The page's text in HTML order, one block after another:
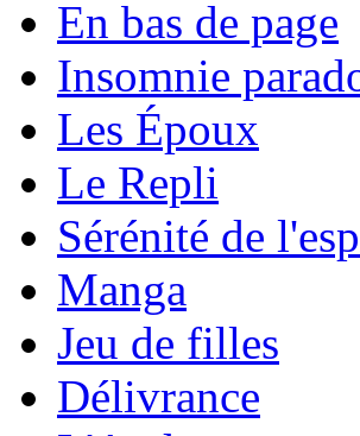
En bas de page
Insomnie
Les Époux
Le Repli
Sérénité de
Manga
Jeu de filles
Délivrance